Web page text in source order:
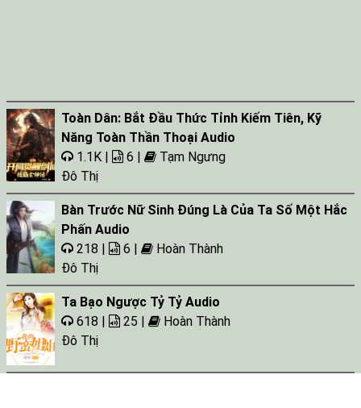
Toàn Dân: Bắt Đầu Thức Tỉnh Kiếm Tiên, Kỹ
Năng Toàn Thần Thoại Audio
1.1K |
6 |
Tạm Ngưng
Đô Thị
Bàn Trước Nữ Sinh Đúng Là Của Ta Số Một Hắc
Phấn Audio
218 |
6 |
Hoàn Thành
Đô Thị
Ta Bạo Ngược Tỷ Tỷ Audio
618 |
25 |
Hoàn Thành
Đô Thị